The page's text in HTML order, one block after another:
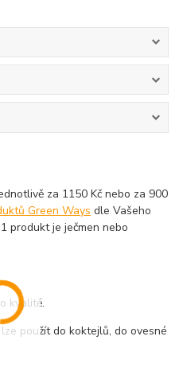
za 1150 Kč nebo za 900
Green Ways dle Vašeho
produkt je ječmen nebo
kvalitě.
použít do koktejlů, do ovesné